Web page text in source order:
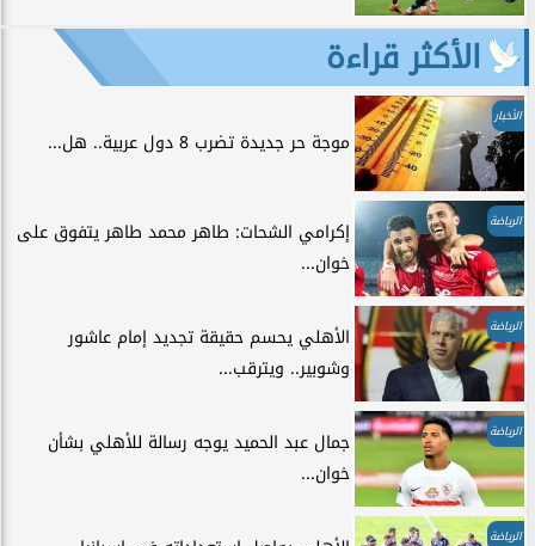
الأكثر قراءة
الأخبار
موجة حر جديدة تضرب 8 دول عربية.. هل...
الرياضة
إكرامي الشحات: طاهر محمد طاهر يتفوق على
خوان...
الرياضة
الأهلي يحسم حقيقة تجديد إمام عاشور
وشوبير.. ويترقب...
الرياضة
جمال عبد الحميد يوجه رسالة للأهلي بشأن
خوان...
الرياضة